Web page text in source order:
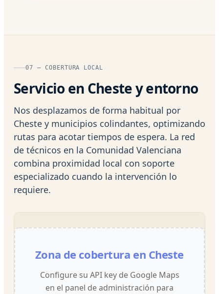
07 — COBERTURA LOCAL
Servicio en Cheste y entorno
Nos desplazamos de forma habitual por
Cheste y municipios colindantes, optimizando
rutas para acotar tiempos de espera. La red
de técnicos en la Comunidad Valenciana
combina proximidad local con soporte
especializado cuando la intervención lo
requiere.
Zona de cobertura en Cheste
Configure su API key de Google Maps
en el panel de administración para